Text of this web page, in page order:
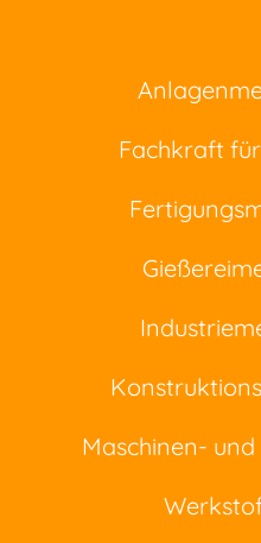
Fachkraft
Maschinen-